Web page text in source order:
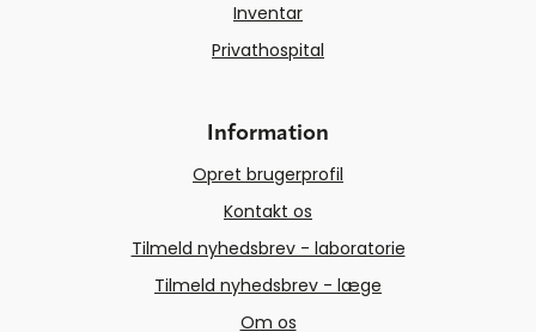
Inventar
Privathospital
Information
Opret brugerprofil
Kontakt os
Tilmeld nyhedsbrev - laboratorie
Tilmeld nyhedsbrev - læge
Om os